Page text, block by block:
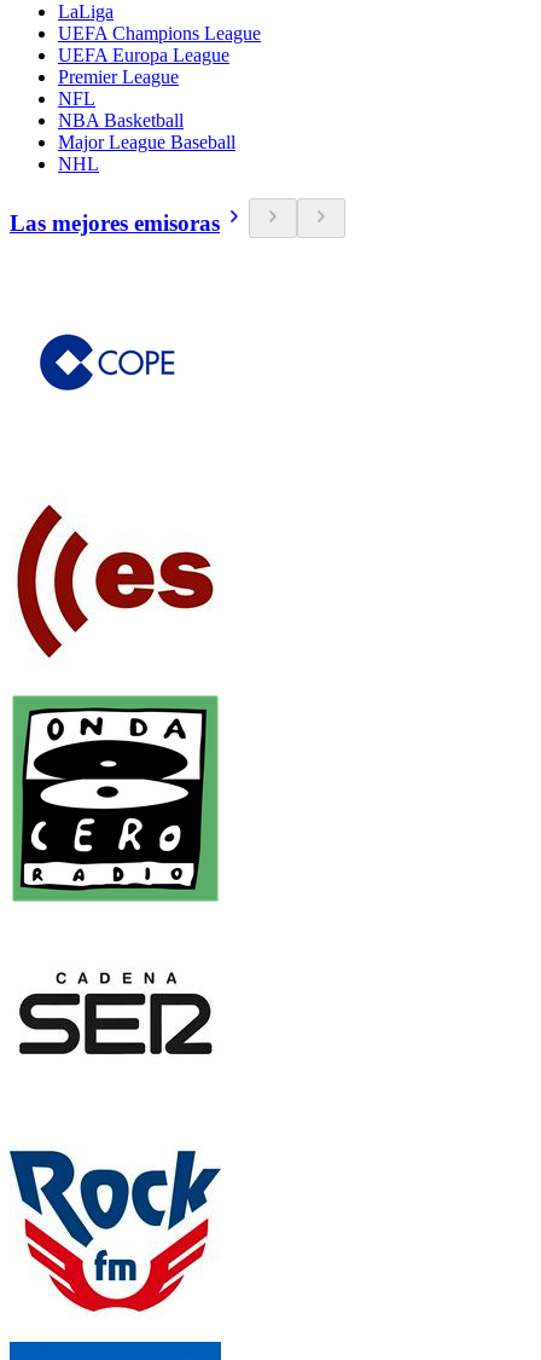
LaLiga
UEFA Champions League
UEFA Europa League
Premier League
NFL
NBA Basketball
Major League Baseball
NHL
Las mejores emisoras